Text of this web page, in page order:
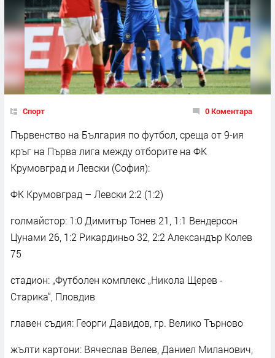
Спорт 0 Коментара
Първенство на България по футбол, среща от 9-ия
кръг на Първа лига между отборите на ФК
Крумовград и Левски (София):
ФК Крумовград – Левски 2:2 (1:2)
голмайстор: 1:0 Димитър Тонев 21, 1:1 Вендерсон
Цунами 26, 1:2 Рикардиньо 32, 2:2 Александър Колев
75
стадион: „Футболен комплекс „Никола Щерев -
Старика“, Пловдив
главен съдия: Георги Давидов, гр. Велико Търново
жълти картони: Вячеслав Велев, Даниел Миланович,